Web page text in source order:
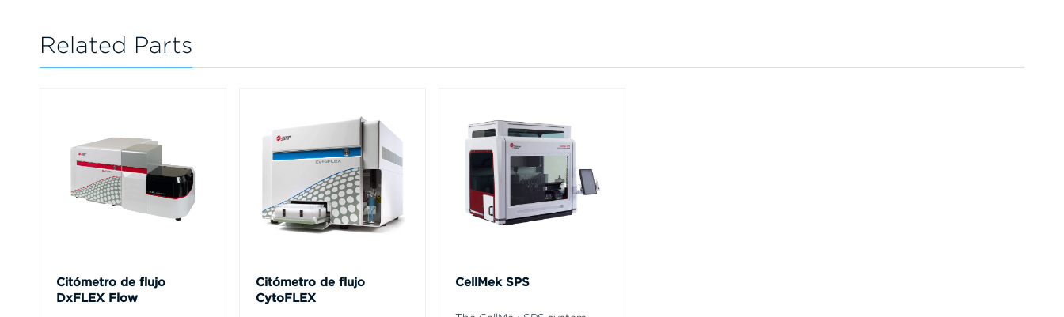
Related Parts
Citómetro de flujo
DxFLEX Flow
Citómetro de flujo
CytoFLEX
CellMek SPS